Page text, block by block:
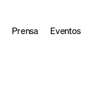
Prensa Eventos